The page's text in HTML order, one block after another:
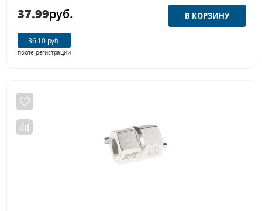
37.99руб.
36.10 руб.
после регистрации